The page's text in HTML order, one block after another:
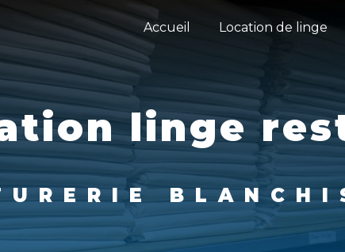
Accueil Location de linge
linge